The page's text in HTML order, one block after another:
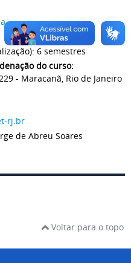
6 semestres
do curso:
- Maracanã, Rio de Janeiro
rj.br
de Abreu Soares
Voltar para o topo